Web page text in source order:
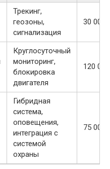
Трекинг,
геозоны,
сигнализация
30 000
Круглосуточный
мониторинг,
блокировка
двигателя
120
Гибридная
система,
оповещения,
интеграция с
системой
охраны
75 000